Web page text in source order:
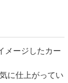
メージしたカー
に仕上がってい